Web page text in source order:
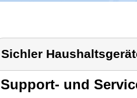
Sichler
Support- und